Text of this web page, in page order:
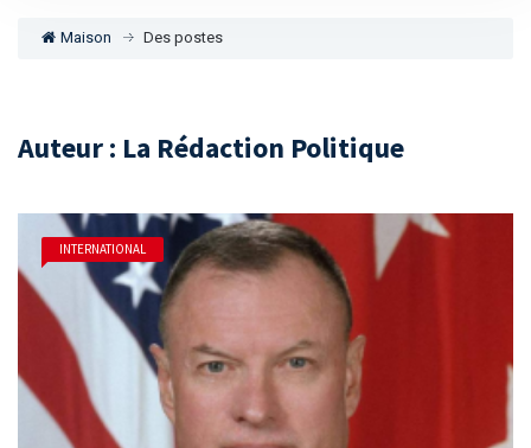
Maison Des postes
Auteur : La Rédaction Politique
INTERNATIONAL